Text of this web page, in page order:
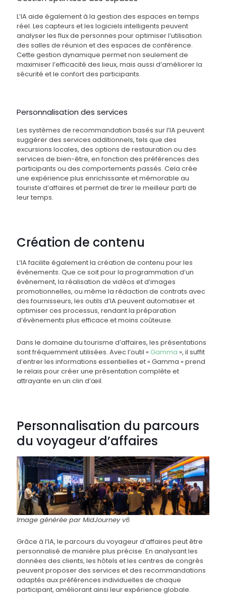
L’IA aide également à la gestion des espaces en temps
réel. Les capteurs et les logiciels intelligents peuvent
analyser les flux de personnes pour optimiser l’utilisation
des salles de réunion et des espaces de conférence.
Cette gestion dynamique permet non seulement de
maximiser l’efficacité des lieux, mais aussi d’améliorer la
sécurité et le confort des participants.
Personnalisation des services
Les systèmes de recommandation basés sur l’IA peuvent
suggérer des services additionnels, tels que des
excursions locales, des options de restauration ou des
services de bien-être, en fonction des préférences des
participants ou des comportements passés. Cela crée
une expérience plus enrichissante et mémorable au
touriste d’affaires et permet de tirer le meilleur parti de
leur temps.
Création de contenu
L’IA facilite également la création de contenu pour les
événements. Que ce soit pour la programmation d’un
évènement, la réalisation de vidéos et d’images
promotionnelles, ou même la rédaction de contrats avec
des fournisseurs, les outils d’IA peuvent automatiser et
optimiser ces processus, rendant la préparation
d’évènements plus efficace et moins coûteuse.
Dans le domaine du tourisme d’affaires, les présentations
sont fréquemment utilisées. Avec l’outil « Gamma », il suffit
d’entrer les informations essentielles et « Gamma » prend
le relais pour créer une présentation complète et
attrayante en un clin d’œil.
Personnalisation du parcours
du voyageur d’affaires
Image générée par MidJourney v6
Grâce à l’IA, le parcours du voyageur d’affaires peut être
personnalisé de manière plus précise. En analysant les
données des clients, les hôtels et les centres de congrès
peuvent proposer des services et des recommandations
adaptés aux préférences individuelles de chaque
participant, améliorant ainsi leur expérience globale.